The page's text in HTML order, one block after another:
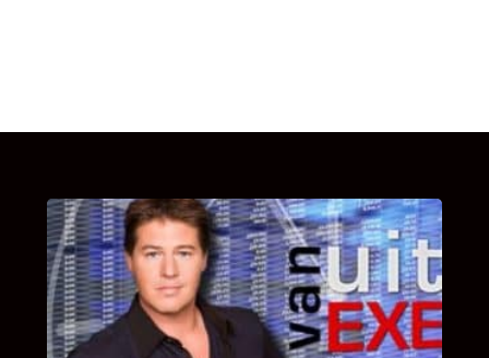
UITSTEL VAN EXECUTIE
Bekijk hier de fragmenten van de deelname
van Bricks and Stones aan dit programma.